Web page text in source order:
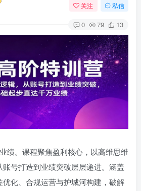
关注 私信
0 79 13
绩。课程聚焦盈利核心，以高维思维
号打造到业绩突破层层递进。涵盖
化、合规运营与护城河构建，破解